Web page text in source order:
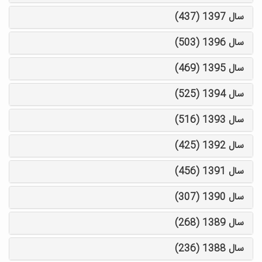
سال 1397 (437)
سال 1396 (503)
سال 1395 (469)
سال 1394 (525)
سال 1393 (516)
سال 1392 (425)
سال 1391 (456)
سال 1390 (307)
سال 1389 (268)
سال 1388 (236)